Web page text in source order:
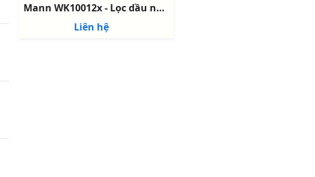
Mann WK10012x - Lọc dầu nhiên liệu Mann - Fuel Filter
Liên hệ